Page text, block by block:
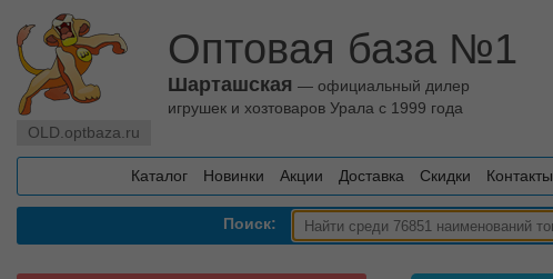
OLD.optbaza.ru
Оптовая база №1
Шарташская — официальный дилер
игрушек и хозтоваров Урала с 1999 года
Каталог Новинки Акции Доставка Скидки Контакты
Поиск: